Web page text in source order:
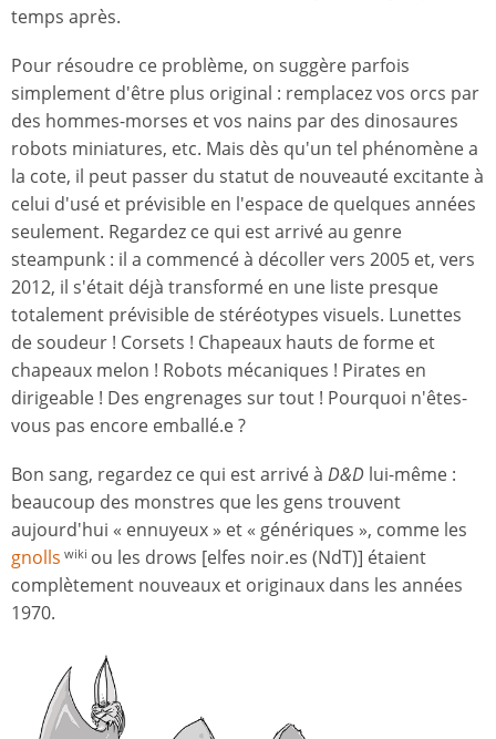
temps après.
Pour résoudre ce problème, on suggère parfois
simplement d'être plus original : remplacez vos orcs par
des hommes-morses et vos nains par des dinosaures
robots miniatures, etc. Mais dès qu'un tel phénomène a
la cote, il peut passer du statut de nouveauté excitante à
celui d'usé et prévisible en l'espace de quelques années
seulement. Regardez ce qui est arrivé au genre
steampunk : il a commencé à décoller vers 2005 et, vers
2012, il s'était déjà transformé en une liste presque
totalement prévisible de stéréotypes visuels. Lunettes
de soudeur ! Corsets ! Chapeaux hauts de forme et
chapeaux melon ! Robots mécaniques ! Pirates en
dirigeable ! Des engrenages sur tout ! Pourquoi n'êtes-
vous pas encore emballé.e ?
Bon sang, regardez ce qui est arrivé à D&D lui-même :
beaucoup des monstres que les gens trouvent
aujourd'hui « ennuyeux » et « génériques », comme les
gnolls wiki ou les drows [elfes noir.es (NdT)] étaient
complètement nouveaux et originaux dans les années
1970.